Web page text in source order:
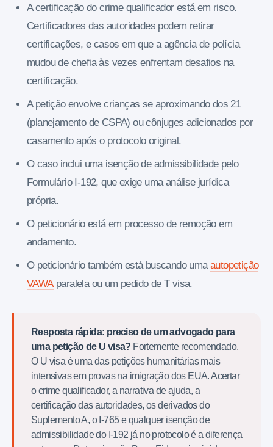
A certificação do crime qualificador está em risco.
Certificadores das autoridades podem retirar
certificações, e casos em que a agência de polícia
mudou de chefia às vezes enfrentam desafios na
certificação.
A petição envolve crianças se aproximando dos 21
(planejamento de CSPA) ou cônjuges adicionados por
casamento após o protocolo original.
O caso inclui uma isenção de admissibilidade pelo
Formulário I-192, que exige uma análise jurídica
própria.
O peticionário está em processo de remoção em
andamento.
O peticionário também está buscando uma autopetição
VAWAparalela ou um pedido de T visa.
Resposta rápida: preciso de um advogado para
uma petição de U visa? Fortemente recomendado.
O U visa é uma das petições humanitárias mais
intensivas em provas na imigração dos EUA. Acertar
o crime qualificador, a narrativa de ajuda, a
certificação das autoridades, os derivados do
Suplemento A, o I-765 e qualquer isenção de
admissibilidade do I-192 já no protocolo é a diferença